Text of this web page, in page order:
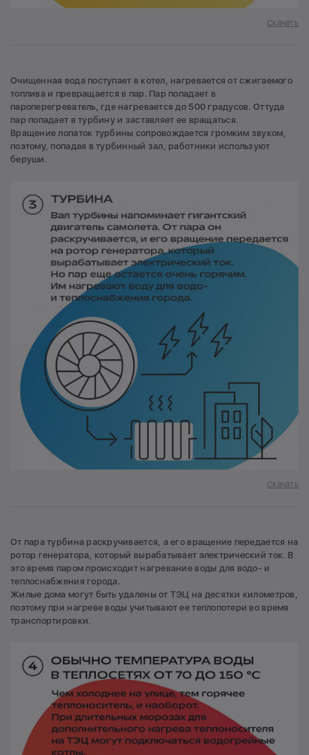
Скачать
Очищенная вода поступает в котел, нагревается от сжигаемого
топлива и превращается в пар. Пар попадает в
пароперегреватель, где нагревается до 500 градусов. Оттуда
пар попадает в турбину и заставляет ее вращаться.
Вращение лопаток турбины сопровождается громким звуком,
поэтому, попадая в турбинный зал, работники используют
беруши.
Скачать
От пара турбина раскручивается, а его вращение передается на
ротор генератора, который вырабатывает электрический ток. В
это время паром происходит нагревание воды для водо- и
теплоснабжения города.
Жилые дома могут быть удалены от ТЭЦ на десятки километров,
поэтому при нагреве воды учитывают ее теплопотери во время
транспортировки.